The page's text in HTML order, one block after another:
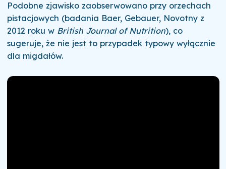
Podobne zjawisko zaobserwowano przy orzechach
pistacjowych (badania Baer, Gebauer, Novotny z
2012 roku w British Journal of Nutrition), co
sugeruje, że nie jest to przypadek typowy wyłącznie
dla migdałów.